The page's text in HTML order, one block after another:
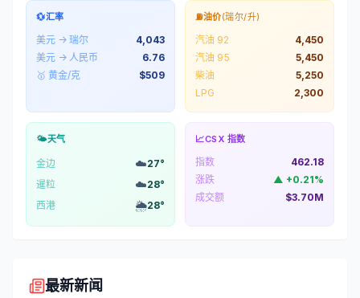
💱汇率
美元 → 瑞尔
4,043
美元 → 人民币
6.76
🥇 黄金/克
$509
⛽油价(瑞尔/升)
汽油 92
4,450
汽油 95
5,450
柴油
5,250
LPG
2,300
🌤️天气
金边 ☁️27°
暹粒
☁️28°
西港
🌦️28°
📈CSX 指数
指数
462.18
涨跌
▲ +0.21%
成交额
$3.70M
最新新闻